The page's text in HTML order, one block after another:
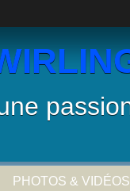
PHOTOS & VIDÉOS